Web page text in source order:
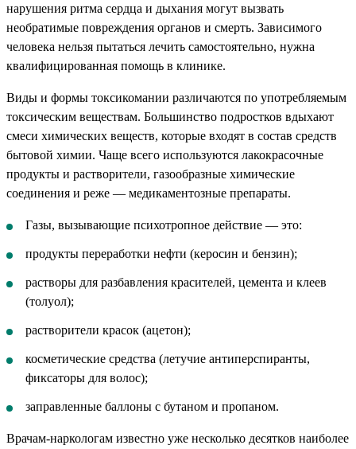
нарушения ритма сердца и дыхания могут вызвать
необратимые повреждения органов и смерть. Зависимого
человека нельзя пытаться лечить самостоятельно, нужна
квалифицированная помощь в клинике.
Виды и формы токсикомании различаются по употребляемым
токсическим веществам. Большинство подростков вдыхают
смеси химических веществ, которые входят в состав средств
бытовой химии. Чаще всего используются лакокрасочные
продукты и растворители, газообразные химические
соединения и реже — медикаментозные препараты.
Газы, вызывающие психотропное действие — это:
продукты переработки нефти (керосин и бензин);
растворы для разбавления красителей, цемента и клеев
(толуол);
растворители красок (ацетон);
косметические средства (летучие антиперспиранты,
фиксаторы для волос);
заправленные баллоны с бутаном и пропаном.
Врачам-наркологам известно уже несколько десятков наиболее